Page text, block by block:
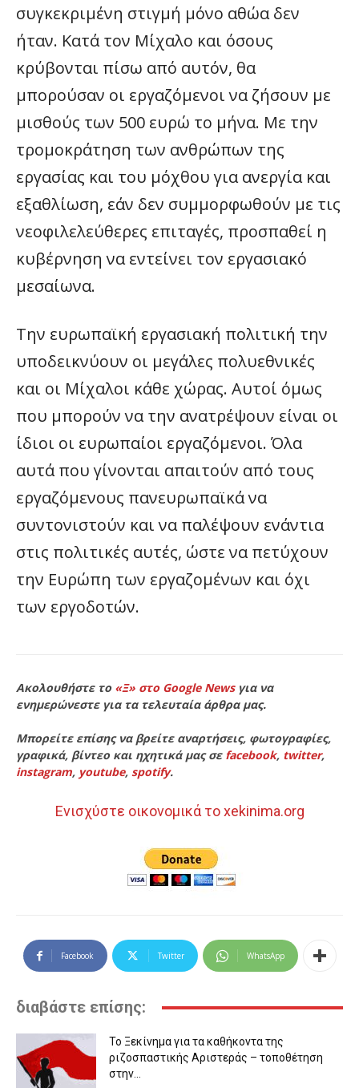
συγκεκριμένη στιγμή μόνο αθώα δεν
ήταν. Κατά τον Μίχαλο και όσους
κρύβονται πίσω από αυτόν, θα
μπορούσαν οι εργαζόμενοι να ζήσουν με
μισθούς των 500 ευρώ το μήνα. Με την
τρομοκράτηση των ανθρώπων της
εργασίας και του μόχθου για ανεργία και
εξαθλίωση, εάν δεν συμμορφωθούν με τις
νεοφιλελεύθερες επιταγές, προσπαθεί η
κυβέρνηση να εντείνει τον εργασιακό
μεσαίωνα.
Την ευρωπαϊκή εργασιακή πολιτική την
υποδεικνύουν οι μεγάλες πολυεθνικές
και οι Μίχαλοι κάθε χώρας. Αυτοί όμως
που μπορούν να την ανατρέψουν είναι οι
ίδιοι οι ευρωπαίοι εργαζόμενοι. Όλα
αυτά που γίνονται απαιτούν από τους
εργαζόμενους πανευρωπαϊκά να
συντονιστούν και να παλέψουν ενάντια
στις πολιτικές αυτές, ώστε να πετύχουν
την Ευρώπη των εργαζομένων και όχι
των εργοδοτών.
Ακολουθήστε το «Ξ» στο Google Newsγια να
ενημερώνεστε για τα τελευταία άρθρα μας.
Μπορείτε επίσης να βρείτε αναρτήσεις, φωτογραφίες,
γραφικά, βίντεο και ηχητικά μας σε facebook, twitter,
instagram, youtube, spotify.
Ενισχύστε οικονομικά το xekinima.org
Facebook Twitter WhatsApp
διαβάστε επίσης:
Το Ξεκίνημα για τα καθήκοντα της
ριζοσπαστικής Αριστεράς – τοποθέτηση
στην...